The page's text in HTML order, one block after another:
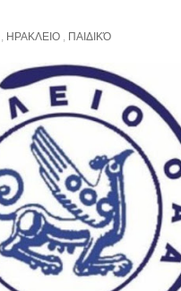
, ΗΡΑΚΛΕΙΟ , ΠΑΙΔΙΚΌ